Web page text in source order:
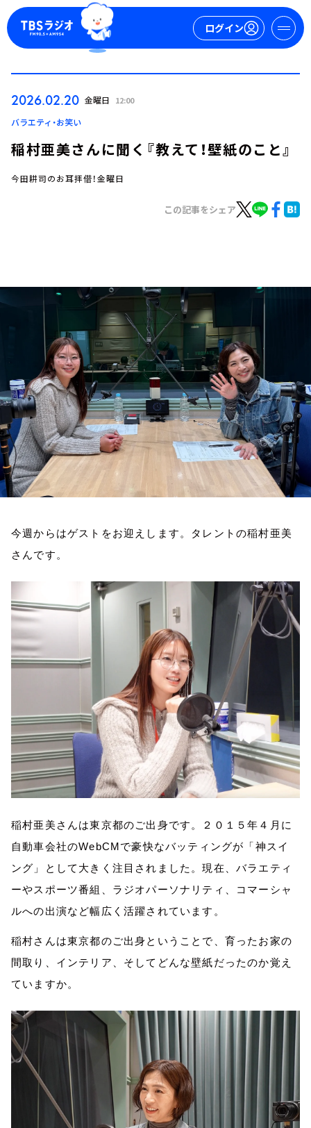
ログイン
ログイン
トピックス
TBS Podcast
イベント・グッズ
YouTube
会社情報
2026.02.20 金曜日 12:00
バラエティ・お笑い
稲村亜美さんに聞く『教えて！壁紙のこと』
今田耕司のお耳拝借！金曜日
この記事をシェア
今週からはゲストをお迎えします。タレントの稲村亜美
さんです。
稲村亜美さんは東京都のご出身です。２０１５年４月に
自動車会社のWebCM で豪快なバッティングが「神スイ
ング」として大きく注目されました。現在、バラエティ
ーやスポーツ番組、ラジオパーソナリティ、コマーシャ
ルへの出演など幅広く活躍されています。
稲村さんは東京都のご出身ということで、育ったお家の
間取り、インテリア、そしてどんな壁紙だったのか覚え
ていますか。